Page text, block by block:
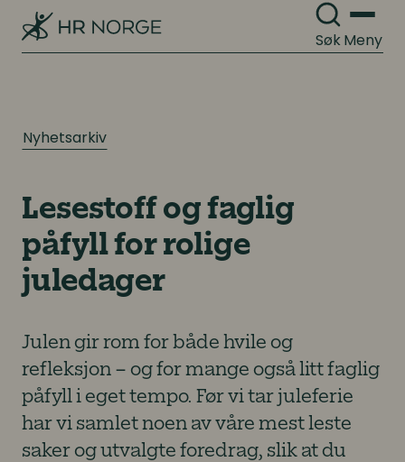
SøkMeny
Nyhetsarkiv
Lesestoff og faglig
påfyll for rolige
juledager
Julen gir rom for både hvile og
refleksjon – og for mange også litt faglig
påfyll i eget tempo. Før vi tar juleferie
har vi samlet noen av våre mest leste
saker og utvalgte foredrag, slik at du